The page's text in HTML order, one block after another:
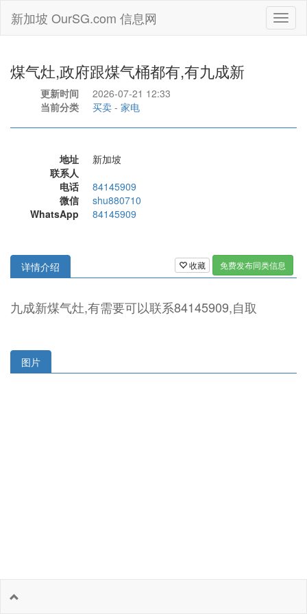
新加坡 OurSG.com 信息网
煤气灶,政府跟煤气桶都有,有九成新
更新时间
2026-07-21 12:33
当前分类
买卖 - 家电
地址
新加坡
联系人
电话
84145909
微信
shu880710
WhatsApp
84145909
收藏 免费发布同类信息
详情介绍
九成新煤气灶,有需要可以联系84145909,自取
图片